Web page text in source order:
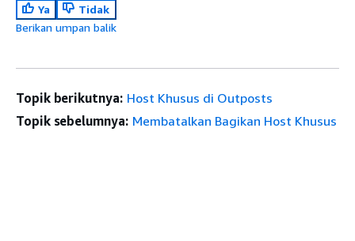
Ya
Tidak
Berikan umpan balik
Topik berikutnya: Host Khusus di Outposts
Topik sebelumnya: Membatalkan Bagikan Host Khusus